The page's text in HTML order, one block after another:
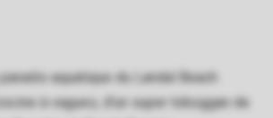
aquatique du Landal Beach
à vagues, d'un super toboggan de